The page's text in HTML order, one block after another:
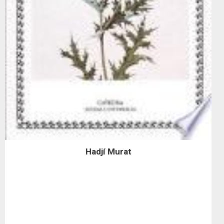
Hadjí Murat